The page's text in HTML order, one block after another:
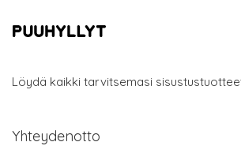
Löydä kaikki tarvitsemasi
Yhteydenotto